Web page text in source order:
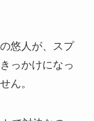
悠人が、スプ
っかけになっ
ん。